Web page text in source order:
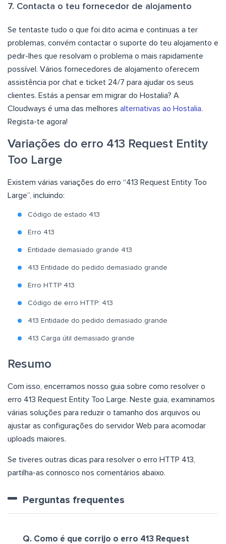
7. Contacta o teu fornecedor de alojamento
Se tentaste tudo o que foi dito acima e continuas a ter
problemas, convém contactar o suporte do teu alojamento e
pedir-lhes que resolvam o problema o mais rapidamente
possível. Vários fornecedores de alojamento oferecem
assistência por chat e ticket 24/7 para ajudar os seus
clientes. Estás a pensar em migrar do Hostalia? A
Cloudways é uma das melhores alternativas ao Hostalia.
Regista-te agora!
Variações do erro 413 Request Entity
Too Large
Existem várias variações do erro “413 Request Entity Too
Large”, incluindo:
Código de estado 413
Erro 413
Entidade demasiado grande 413
413 Entidade do pedido demasiado grande
Erro HTTP 413
Código de erro HTTP: 413
413 Entidade do pedido demasiado grande
413 Carga útil demasiado grande
Resumo
Com isso, encerramos nosso guia sobre como resolver o
erro 413 Request Entity Too Large. Neste guia, examinamos
várias soluções para reduzir o tamanho dos arquivos ou
ajustar as configurações do servidor Web para acomodar
uploads maiores.
Se tiveres outras dicas para resolver o erro HTTP 413,
partilha-as connosco nos comentários abaixo.
Perguntas frequentes
Q. Como é que corrijo o erro 413 Request